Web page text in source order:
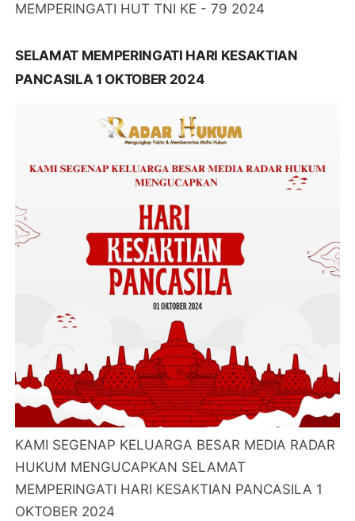
MEMPERINGATI HUT TNI KE - 79 2024
SELAMAT MEMPERINGATI HARI KESAKTIAN
PANCASILA 1 OKTOBER 2024
KAMI SEGENAP KELUARGA BESAR MEDIA RADAR
HUKUM MENGUCAPKAN SELAMAT
MEMPERINGATI HARI KESAKTIAN PANCASILA 1
OKTOBER 2024